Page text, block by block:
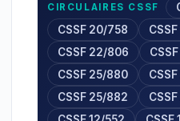
CIRCULAIRES CSSF
CSSF 20/758
CSSF 22/806
CSSF 25/880
CSSF 25/882